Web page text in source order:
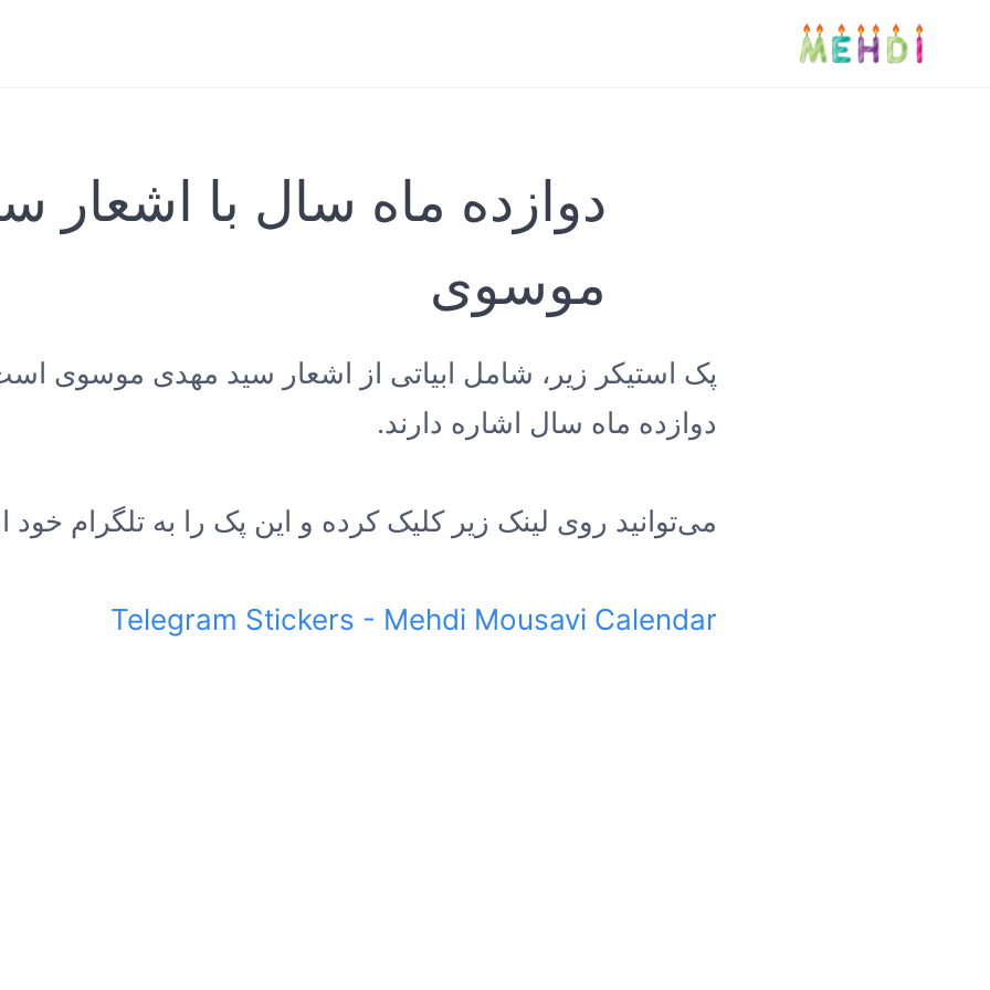
دوازده ماه سال با اشعار
موسوی
پک استیکر زیر، شامل ابیاتی از اشعار سید مهدی موسوی
دوازده ماه سال اشاره دارند.
می‌توانید روی لینک زیر کلیک کرده و این پک را به تلگرام خود
Telegram Stickers - Mehdi Mousavi Calendar